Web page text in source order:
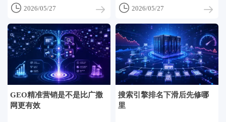
 2026/05/27  2026/05/27
GEO精准营销是不是比广撒
网更有效
搜索引擎排名下滑后先修哪
里